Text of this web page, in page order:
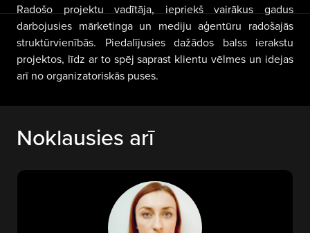
Radošo projektu vadītāja, iepriekš vairākus gadus
darbojusies mārketinga un mediju aģentūru radošajās
struktūrvienībās. Piedalījusies dažādos balss ierakstu
projektos, līdz ar to spēj saprast klientu vēlmes un idejas
arī no organizatoriskās puses.
Noklausies arī